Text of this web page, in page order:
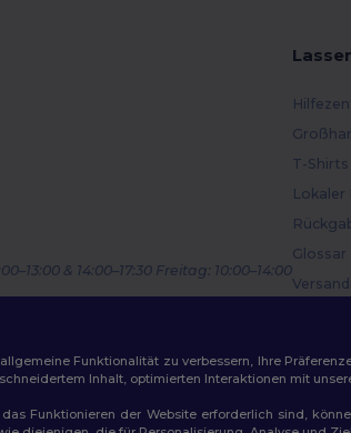
& 14:00–17:30 Freitag: 10:00–14:00
T-
Lokaler
Glossar
Funktionalität zu verbessern, Ihre
Inhalt, optimierten Interaktionen mit
Funktionieren der Website erforderlich sind,